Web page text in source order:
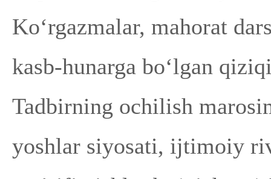
Ko‘rgazmalar, mahorat
kasb-hunarga bo‘lgan
Tadbirning ochilish
yoshlar siyosati, ijtimoiy